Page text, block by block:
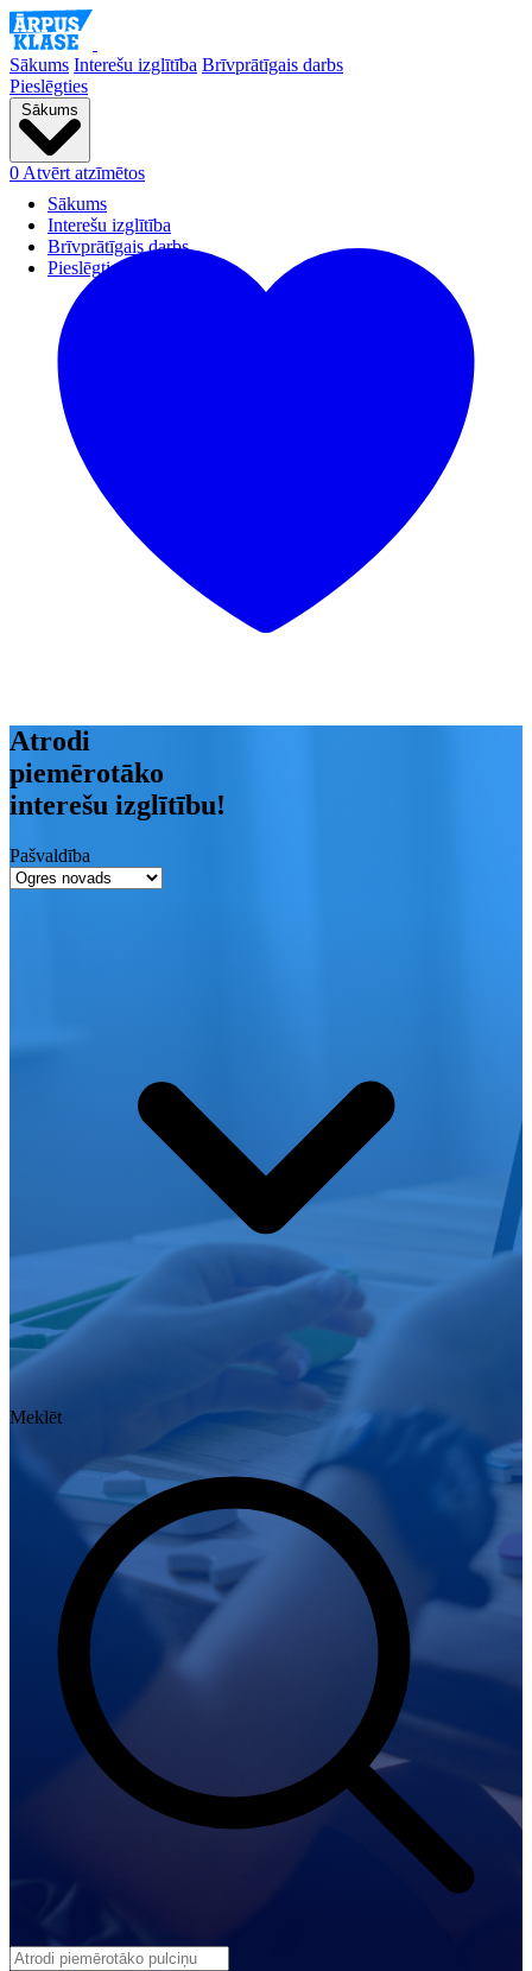
Sākums Interešu izglītība Brīvprātīgais darbs
Pieslēgties
Sākums
Sākums
Interešu izglītība
Brīvprātīgais darbs
Pieslēgties
0 Atvērt atzīmētos
Atrodi
piemērotāko
interešu izglītību!
Pašvaldība
Meklēt